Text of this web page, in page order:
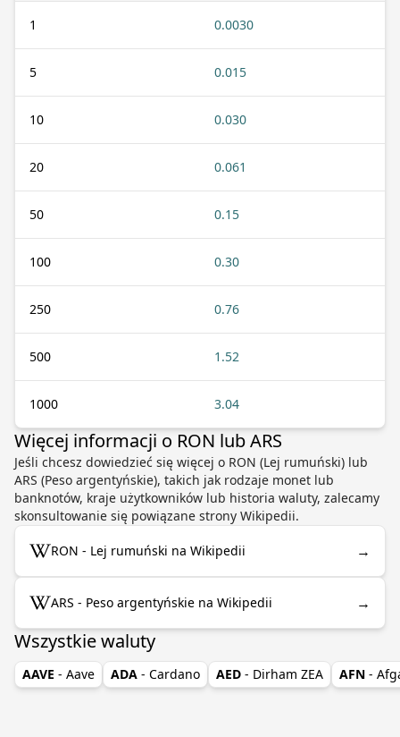
1 0.0030
5 0.015
10 0.030
20 0.061
50 0.15
100 0.30
250 0.76
500 1.52
1000 3.04
Więcej informacji o RON lub ARS
Jeśli chcesz dowiedzieć się więcej o RON (Lej rumuński) lub
ARS (Peso argentyńskie), takich jak rodzaje monet lub
banknotów, kraje użytkowników lub historia waluty, zalecamy
skonsultowanie się powiązane strony Wikipedii.
RON - Lej rumuński na Wikipedii →
ARS - Peso argentyńskie na Wikipedii →
Wszystkie waluty
AAVE - Aave ADA - Cardano AED - Dirham ZEA AFN -